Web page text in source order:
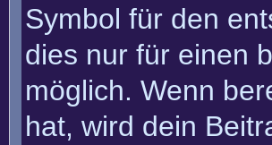
Symbol für den
dies nur für einen
möglich. Wenn
hat, wird dein